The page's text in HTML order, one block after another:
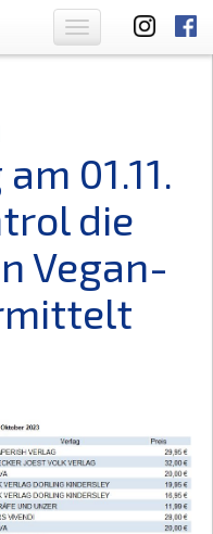
Toggle
navigation
01.11.
die
Vegan-